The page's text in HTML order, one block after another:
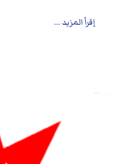
إقرأ المزيد ...